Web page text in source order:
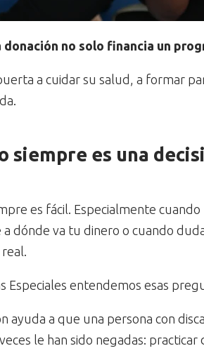
donación no solo financia un
a cuidar su salud, a formar
siempre es una
es fácil. Especialmente
dónde va tu dinero o cuando
Especiales entendemos esas
ayuda a que una persona con
le han sido negadas: